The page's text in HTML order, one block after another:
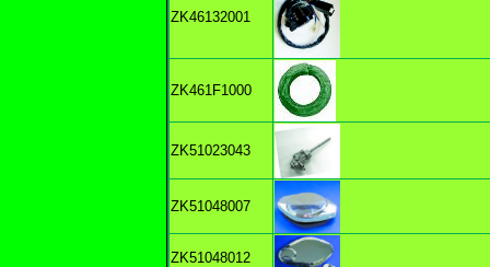
ZK46132001
ZK461F1000
ZK51023043
ZK51048007
ZK51048012